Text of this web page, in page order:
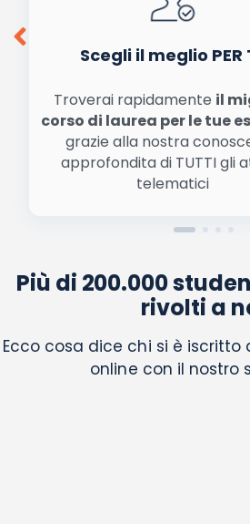
Scegli il meglio PER
Troverai rapidamente il
corso di laurea per le tue
grazie alla nostra
approfondita di TUTTI gli
telematici
Più di 200.000
rivolti a
Ecco cosa dice chi si è iscritto
online con il nostro